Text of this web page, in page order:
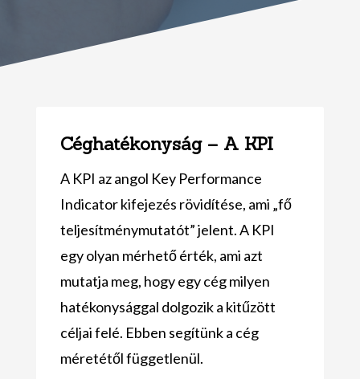
Céghatékonyság – A KPI
A KPI az angol Key Performance
Indicator kifejezés rövidítése, ami „fő
teljesítménymutatót” jelent. A KPI
egy olyan mérhető érték, ami azt
mutatja meg, hogy egy cég milyen
hatékonysággal dolgozik a kitűzött
céljai felé. Ebben segítünk a cég
méretétől függetlenül.